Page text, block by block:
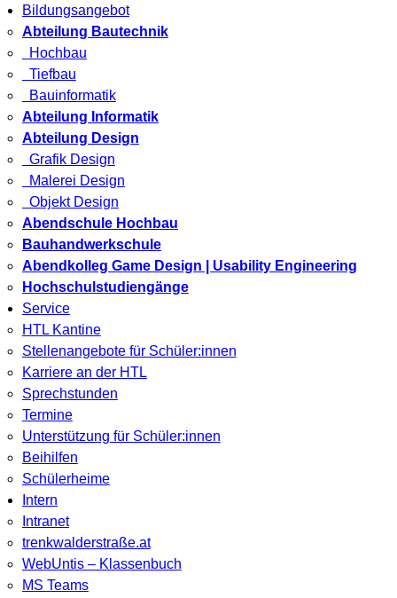
Bildungsangebot
Abteilung Bautechnik
Hochbau
Tiefbau
Bauinformatik
Abteilung Informatik
Abteilung Design
Grafik Design
Malerei Design
Objekt Design
Abendschule Hochbau
Bauhandwerkschule
Abendkolleg Game Design | Usability Engineering
Hochschulstudiengänge
Service
HTL Kantine
Stellenangebote für Schüler:innen
Karriere an der HTL
Sprechstunden
Termine
Unterstützung für Schüler:innen
Beihilfen
Schülerheime
Intern
Intranet
trenkwalderstraße.at
WebUntis – Klassenbuch
MS Teams